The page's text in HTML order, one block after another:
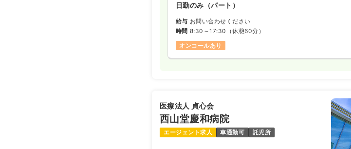
時間 8:45～17:00
日祝休み
ブランク可
日勤のみ（パート）
給与 お問い合わせください
時間 8:30～17:30 （休憩60分）
オンコールあり
医療法人 貞心会
西山堂慶和病院
エージェント求人 車通勤可 託児所